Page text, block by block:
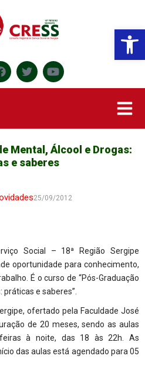
Mental, Álcool e Drogas:
e saberes
25/09/2012
Social – 18ª Região Sergipe
oportunidade para conhecimento,
É o curso de “Pós-Graduação
e saberes”.
ofertado pela Faculdade José
de 20 meses, sendo as aulas
à noite, das 18 às 22h. As
das aulas está agendado para 05